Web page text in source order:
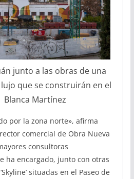
junto a las obras de una
que se construirán en el
Martínez
por la zona norte», afirma
comercial de Obra Nueva
consultoras
ha encargado, junto con otras
situadas en el Paseo de